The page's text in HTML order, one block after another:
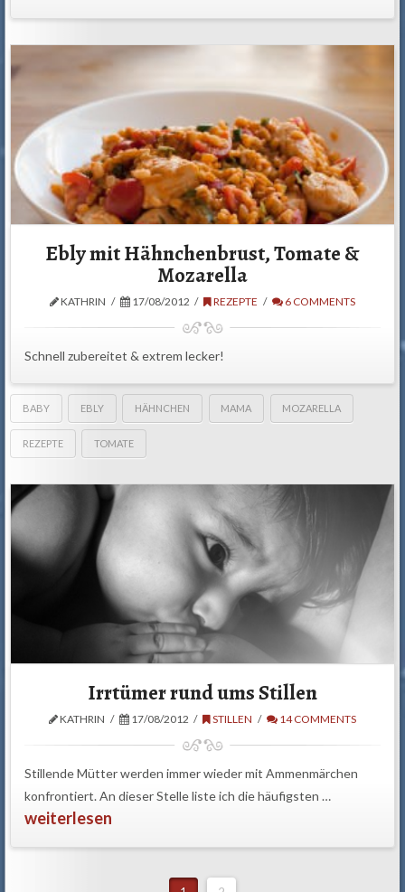
Ebly mit Hähnchenbrust, Tomate &
Mozarella
KATHRIN 17/08/2012 REZEPTE 6 COMMENTS
Schnell zubereitet & extrem lecker!
BABY EBLY HÄHNCHEN MAMA MOZARELLA
REZEPTE TOMATE
Irrtümer rund ums Stillen
KATHRIN 17/08/2012 STILLEN 14 COMMENTS
Stillende Mütter werden immer wieder mit Ammenmärchen
konfrontiert. An dieser Stelle liste ich die häufigsten …
weiterlesen